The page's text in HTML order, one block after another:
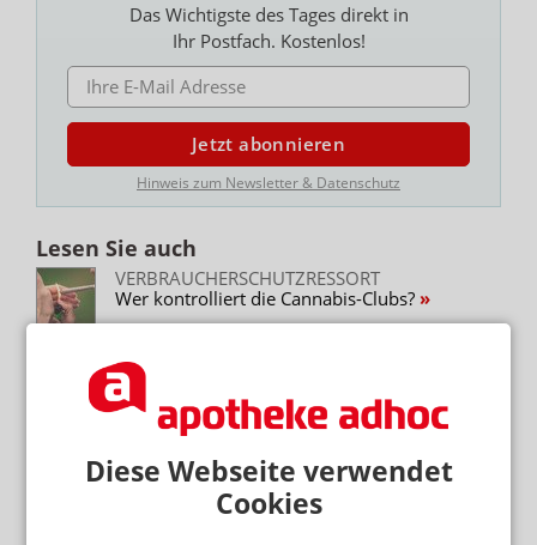
Diese Webseite verwendet
Cookies
Das Wichtigste des Tages direkt in
Ihr Postfach. Kostenlos!
E-MAIL ADRESSE
Jetzt abonnieren
Hinweis zum Newsletter & Datenschutz
Lesen Sie auch
VERBRAUCHERSCHUTZRESSORT
Wer kontrolliert die Cannabis-Clubs?
NEUREGELUNG STEHT AUS
Medizinalcannabis: Vernichtung noch nicht
geklärt
CANNABISORDNUNGSWIDRIGKEITENVERORDNUNG